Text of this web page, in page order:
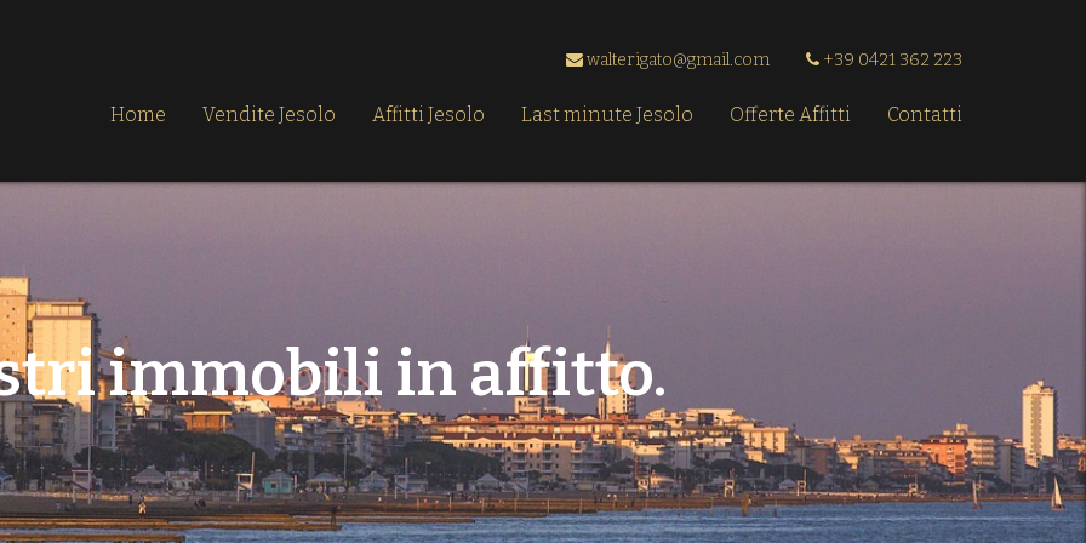
walterigato@gmail.com +39 0421 362 223
Home Vendite Jesolo Affitti Jesolo Last minute Jesolo Offerte Affitti Contatti
immobili in affitto.